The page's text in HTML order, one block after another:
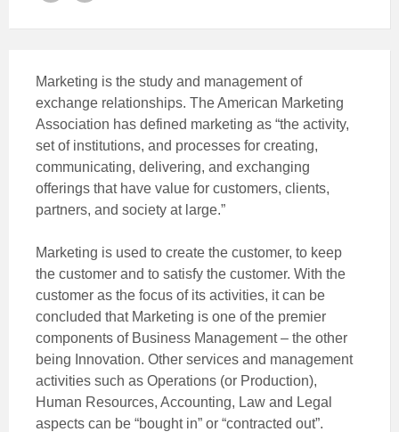
Marketing is the study and management of
exchange relationships. The American Marketing
Association has defined marketing as “the activity,
set of institutions, and processes for creating,
communicating, delivering, and exchanging
offerings that have value for customers, clients,
partners, and society at large.”
Marketing is used to create the customer, to keep
the customer and to satisfy the customer. With the
customer as the focus of its activities, it can be
concluded that Marketing is one of the premier
components of Business Management – the other
being Innovation. Other services and management
activities such as Operations (or Production),
Human Resources, Accounting, Law and Legal
aspects can be “bought in” or “contracted out”.